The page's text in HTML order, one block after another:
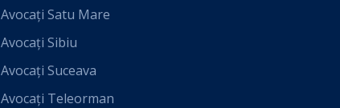
Avocați Satu Mare
Avocați Sibiu
Avocați Suceava
Avocați Teleorman